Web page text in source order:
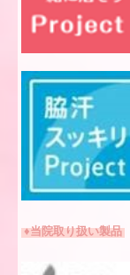
♦当院取り扱い製品